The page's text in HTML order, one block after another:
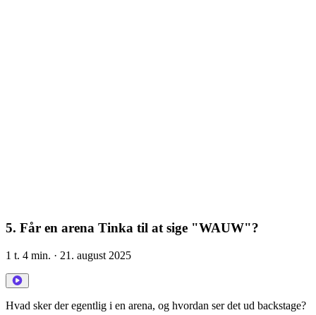
5. Får en arena Tinka til at sige "WAUW"?
1 t. 4 min. · 21. august 2025
Hvad sker der egentlig i en arena, og hvordan ser det ud backstage?